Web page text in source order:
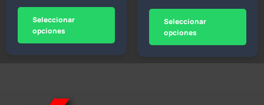
Seleccionar
opciones
Seleccionar
opciones